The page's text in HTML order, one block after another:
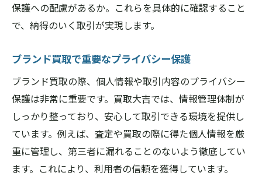
保護への配慮があるか。これらを具体的に確認すること
で、納得のいく取引が実現します。
ブランド買取で重要なプライバシー保護
ブランド買取の際、個人情報や取引内容のプライバシー
保護は非常に重要です。買取大吉では、情報管理体制が
しっかり整っており、安心して取引できる環境を提供し
ています。例えば、査定や買取の際に得た個人情報を厳
重に管理し、第三者に漏れることのないよう徹底してい
ます。これにより、利用者の信頼を獲得しています。